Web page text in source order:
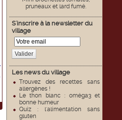
pruneaux et lard fumé.
S'inscrire à la newsletter du
village
Valider
Les news du village
Trouvez des recettes sans
allergènes !
Le thon blanc : oméga3 et
bonne humeur
Quiz : l'alimentation sans
gluten